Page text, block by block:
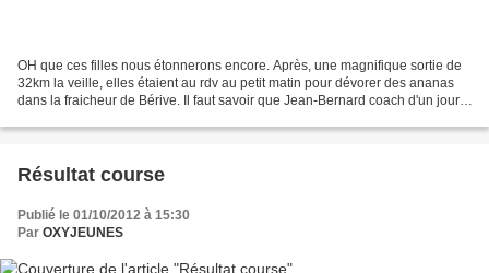
OH que ces filles nous étonnerons encore. Après, une magnifique sortie de
32km la veille, elles étaient au rdv au petit matin pour dévorer des ananas
dans la fraicheur de Bérive. Il faut savoir que Jean-Bernard coach d'un jour,
Résultat course
Publié le 01/10/2012 à 15:30
Par OXYJEUNES